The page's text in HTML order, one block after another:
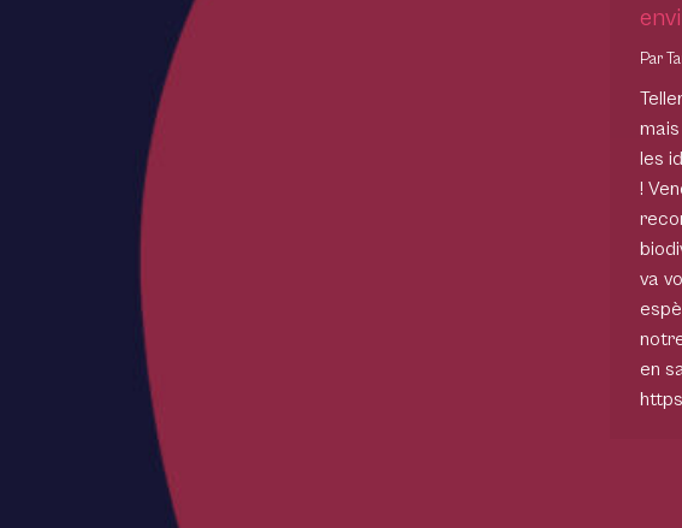
Par
les
!
va
en